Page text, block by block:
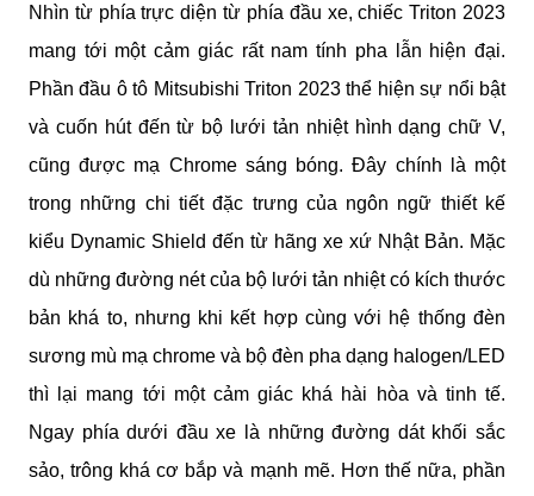
Nhìn từ phía trực diện từ phía đầu xe, chiếc Triton 2023
mang tới một cảm giác rất nam tính pha lẫn hiện đại.
Phần đầu ô tô Mitsubishi Triton 2023 thể hiện sự nổi bật
và cuốn hút đến từ bộ lưới tản nhiệt hình dạng chữ V,
cũng được mạ Chrome sáng bóng. Đây chính là một
trong những chi tiết đặc trưng của ngôn ngữ thiết kế
kiểu Dynamic Shield đến từ hãng xe xứ Nhật Bản. Mặc
dù những đường nét của bộ lưới tản nhiệt có kích thước
bản khá to, nhưng khi kết hợp cùng với hệ thống đèn
sương mù mạ chrome và bộ đèn pha dạng halogen/LED
thì lại mang tới một cảm giác khá hài hòa và tinh tế.
Ngay phía dưới đầu xe là những đường dát khối sắc
sảo, trông khá cơ bắp và mạnh mẽ. Hơn thế nữa, phần